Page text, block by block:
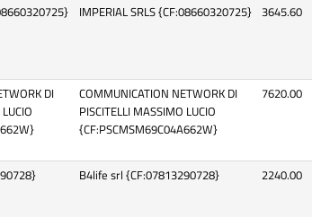
IMPERIAL SRLS {CF:08660320725} 3645.60
DI
COMMUNICATION NETWORK DI
PISCITELLI MASSIMO LUCIO
{CF:PSCMSM69C04A662W}
7620.00
B4life srl {CF:07813290728} 2240.00